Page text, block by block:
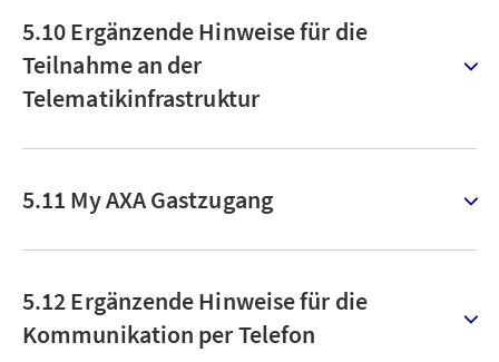
5.10 Ergänzende Hinweise für die
Teilnahme an der
Telematikinfrastruktur
5.11 My AXA Gastzugang
5.12 Ergänzende Hinweise für die
Kommunikation per Telefon